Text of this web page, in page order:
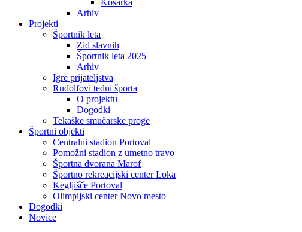
Košarka
Arhiv
Projekti
Športnik leta
Zid slavnih
Športnik leta 2025
Arhiv
Igre prijateljstva
Rudolfovi tedni športa
O projektu
Dogodki
Tekaške smučarske proge
Športni objekti
Centralni stadion Portoval
Pomožni stadion z umetno travo
Športna dvorana Marof
Športno rekreacijski center Loka
Kegljišče Portoval
Olimpijski center Novo mesto
Dogodki
Novice